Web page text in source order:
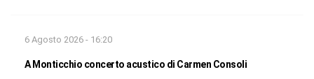
6 Agosto 2026 - 16:20
A Monticchio concerto acustico di Carmen Consoli